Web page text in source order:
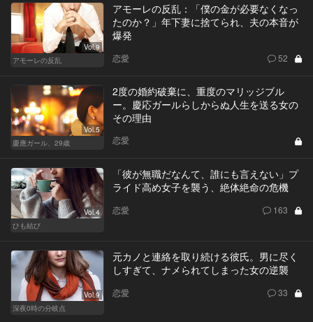
Vol.9
アモーレの反乱
アモーレの反乱：「僕の金が必要なくなっ
たのか？」年下妻に捨てられ、夫の本音が
爆発
恋愛 52
Vol.5
慶應ガール、29歳
2度の婚約破棄に、重度のマリッジブル
ー。慶応ガールらしからぬ人生を送る女の
その理由
恋愛
Vol.4
ひも結び
「彼が無職だなんて、誰にも言えない」プ
ライド高め女子を襲う、絶体絶命の危機
恋愛 163
Vol.9
深夜0時の分岐点
元カノと連絡を取り続ける彼氏。男に尽く
しすぎて、ナメられてしまった女の逆襲
恋愛 33